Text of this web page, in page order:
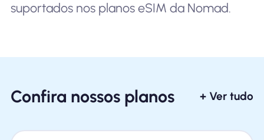
suportados nos planos eSIM da Nomad.
Confira nossos planos + Ver tudo